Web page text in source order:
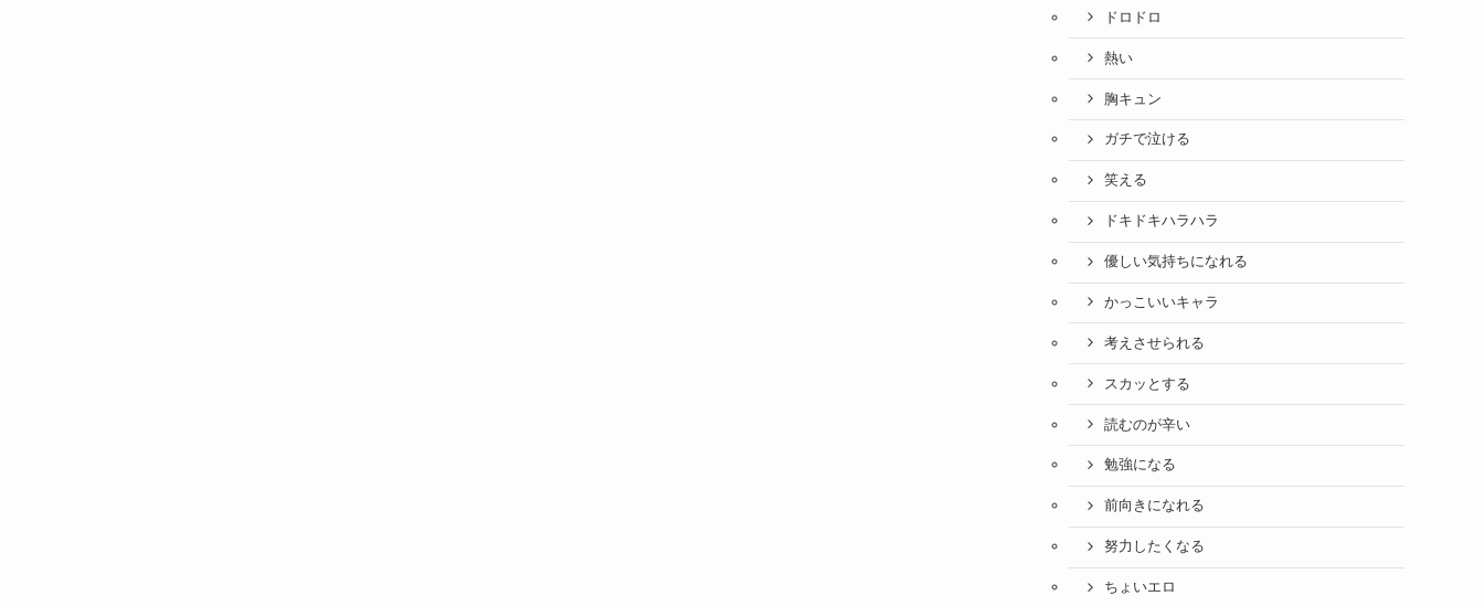
ドロドロ
熱い
胸キュン
ガチで泣ける
笑える
ドキドキハラハラ
優しい気持ちになれる
かっこいいキャラ
考えさせられる
スカッとする
読むのが辛い
勉強になる
前向きになれる
努力したくなる
ちょいエロ